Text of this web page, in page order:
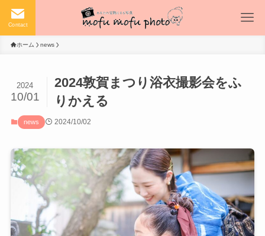
Contact
ホーム news
2024敦賀まつり浴衣撮影会をふ
りかえる
2024
10/01
news 2024/10/02